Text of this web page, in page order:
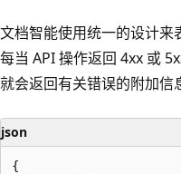
文档智能使用统一的设计来
每当 API 操作返回 4xx 或
就会返回有关错误的附加信
json
{